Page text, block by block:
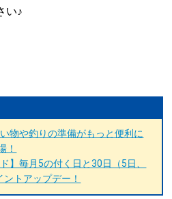
い♪
物や釣りの準備がもっと便利に
！
】毎月5の付く日と30日（5日、
トアップデー！